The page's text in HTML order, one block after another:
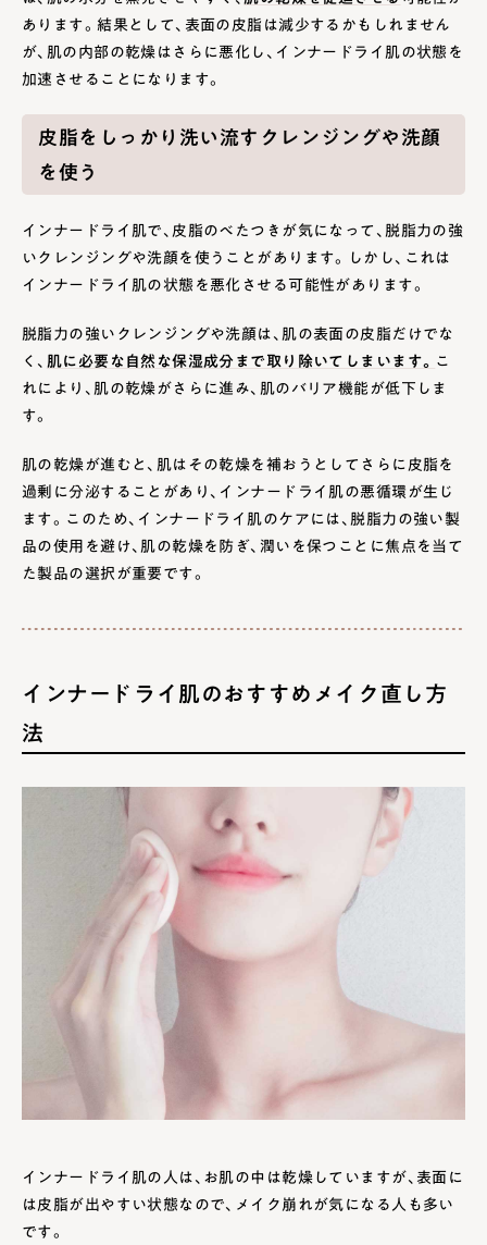
あります。結果として、表面の皮脂は減少するかもしれません
が、肌の内部の乾燥はさらに悪化し、インナードライ肌の状態を
加速させることになります。
皮脂をしっかり洗い流すクレンジングや洗顔
を使う
インナードライ肌で、皮脂のべたつきが気になって、脱脂力の強
いクレンジングや洗顔を使うことがあります。しかし、これは
インナードライ肌の状態を悪化させる可能性があります。
脱脂力の強いクレンジングや洗顔は、肌の表面の皮脂だけでな
く、 肌に必要な自然な保湿成分まで取り除いてしまいます。 こ
れにより、肌の乾燥がさらに進み、肌のバリア機能が低下しま
す。
肌の乾燥が進むと、肌はその乾燥を補おうとしてさらに皮脂を
過剰に分泌することがあり、インナードライ肌の悪循環が生じ
ます。このため、インナードライ肌のケアには、脱脂力の強い製
品の使用を避け、肌の乾燥を防ぎ、潤いを保つことに焦点を当て
た製品の選択が重要です。
インナードライ肌のおすすめメイク直し方
法
インナードライ肌の人は、お肌の中は乾燥していますが、表面に
は皮脂が出やすい状態なので、メイク崩れが気になる人も多い
です。